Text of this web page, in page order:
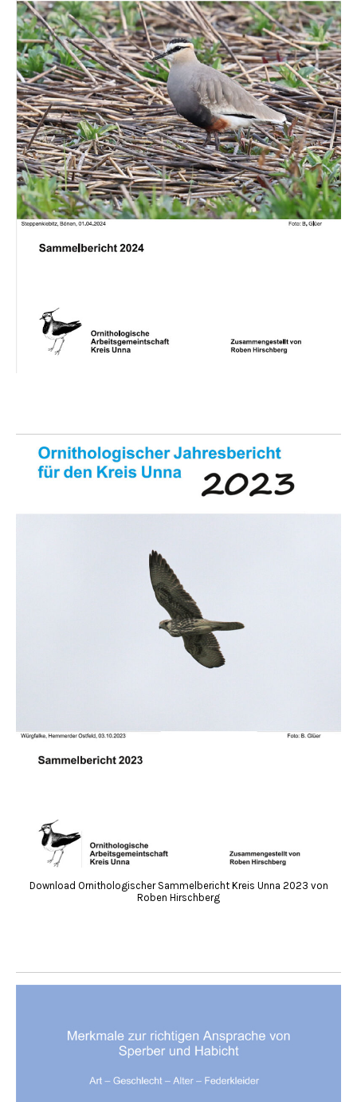
Download Ornithologischer Sammelbericht Kreis Unna 2023 von
Roben Hirschberg